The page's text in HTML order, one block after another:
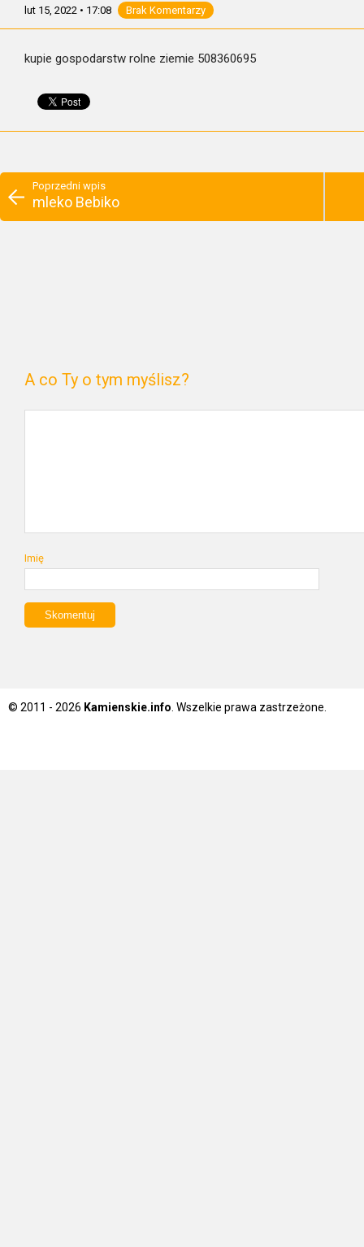
lut 15, 2022 • 17:08 Brak Komentarzy
kupie gospodarstw rolne ziemie 508360695
Poprzedni wpis
mleko Bebiko
A co Ty o tym myślisz?
Imię
© 2011 - 2026 Kamienskie.info . Wszelkie prawa zastrzeżone.